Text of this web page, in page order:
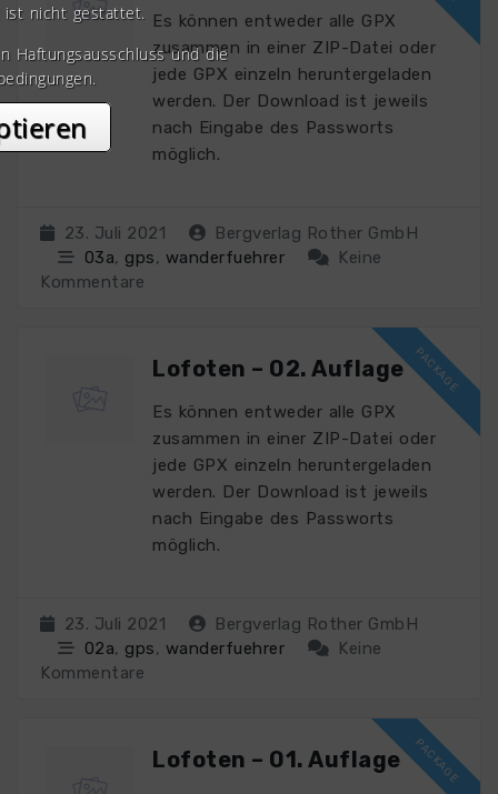
Es können entweder alle GPX
zusammen in einer ZIP-Datei oder
jede GPX einzeln heruntergeladen
werden. Der Download ist jeweils
nach Eingabe des Passworts
möglich.
23. Juli 2021
Bergverlag Rother GmbH
03a, gps, wanderfuehrer
Keine
Kommentare
Lofoten – 02. Auflage
Es können entweder alle GPX
zusammen in einer ZIP-Datei oder
jede GPX einzeln heruntergeladen
werden. Der Download ist jeweils
nach Eingabe des Passworts
möglich.
23. Juli 2021
Bergverlag Rother GmbH
02a, gps, wanderfuehrer
Keine
Kommentare
Lofoten – 01. Auflage
ist nicht gestattet.
Haftungsausschluss und die